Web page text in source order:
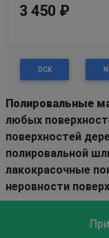
3 450 ₽
DCK
Полировальные
любых
поверхностей
полировальной
лакокрасочные
неровности